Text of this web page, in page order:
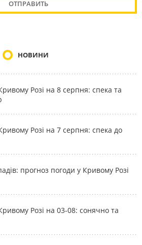
НОВИНИ
Розі на 8 серпня: спека та
Розі на 7 серпня: спека до
прогноз погоди у Кривому Розі
Розі на 03-08: сонячно та